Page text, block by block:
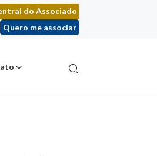
do Associado
Quero me associar